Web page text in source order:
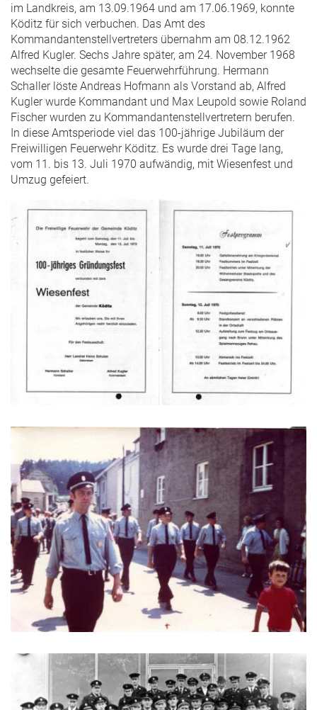
im Landkreis, am 13.09.1964 und am 17.06.1969, konnte
Köditz für sich verbuchen. Das Amt des
Kommandantenstellvertreters übernahm am 08.12.1962
Alfred Kugler. Sechs Jahre später, am 24. November 1968
wechselte die gesamte Feuerwehrführung. Hermann
Schaller löste Andreas Hofmann als Vorstand ab, Alfred
Kugler wurde Kommandant und Max Leupold sowie Roland
Fischer wurden zu Kommandantenstellvertretern berufen.
In diese Amtsperiode viel das 100-jährige Jubiläum der
Freiwilligen Feuerwehr Köditz. Es wurde drei Tage lang,
vom 11. bis 13. Juli 1970 aufwändig, mit Wiesenfest und
Umzug gefeiert.